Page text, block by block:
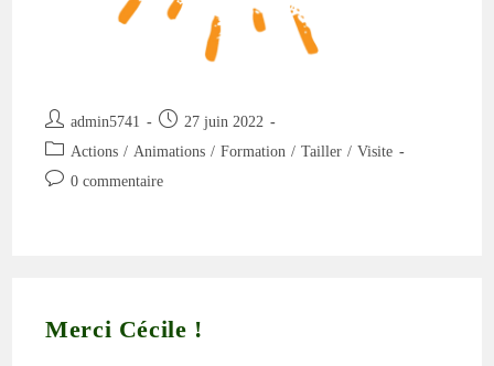
Auteur/autrice
de
publication :
admin5741
Publication
publiée :
27 juin 2022
Post
category:
Actions / Animations / Formation / Tailler / Visite
Commentaires
0 commentaire
Merci Cécile !